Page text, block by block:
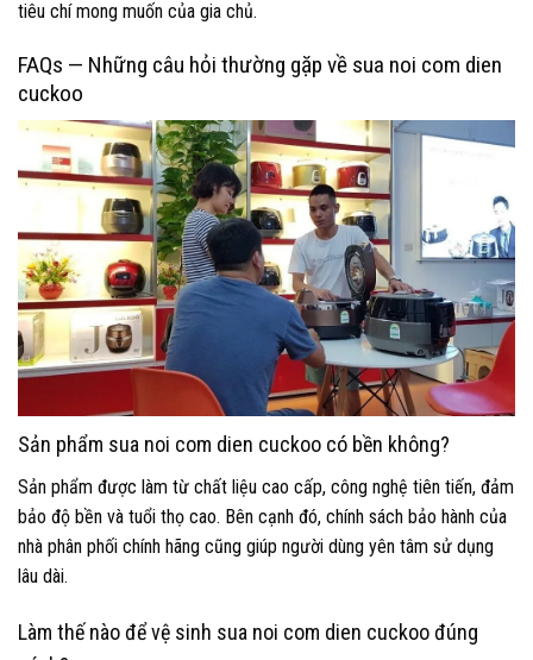
tiêu chí mong muốn của gia chủ.
FAQs — Những câu hỏi thường gặp về sua noi com dien
cuckoo
Sản phẩm sua noi com dien cuckoo có bền không?
Sản phẩm được làm từ chất liệu cao cấp, công nghệ tiên tiến, đảm
bảo độ bền và tuổi thọ cao. Bên cạnh đó, chính sách bảo hành của
nhà phân phối chính hãng cũng giúp người dùng yên tâm sử dụng
lâu dài.
Làm thế nào để vệ sinh sua noi com dien cuckoo đúng